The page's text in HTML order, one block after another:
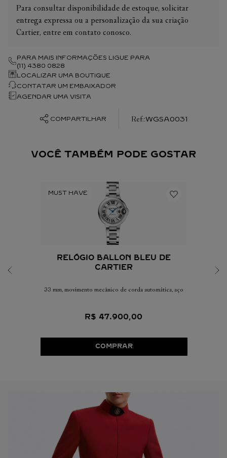
Para consultar disponibilidade de estoque, solicitar
entrega expressa ou a personalização da sua criação
Cartier, entre em contato conosco.
PARA MAIS INFORMAÇÕES LIGUE PARA
(11) 4380 0828
LOCALIZAR UMA BOUTIQUE
CONTATAR UM EMBAIXADOR
AGENDAR UMA VISITA
COMPARTILHAR :WGSA0031
VOCÊ TAMBÉM PODE GOSTAR
RELÓGIO BALLON BLEU DE
CARTIER
33 mm, movimento mecânico de corda automática, aço
R$ 47.900,00
COMPRAR